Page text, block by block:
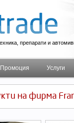
препарати и
Промоция Услуги
на фирма